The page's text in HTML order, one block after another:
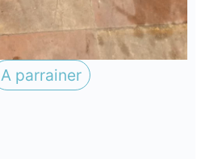
A parrainer